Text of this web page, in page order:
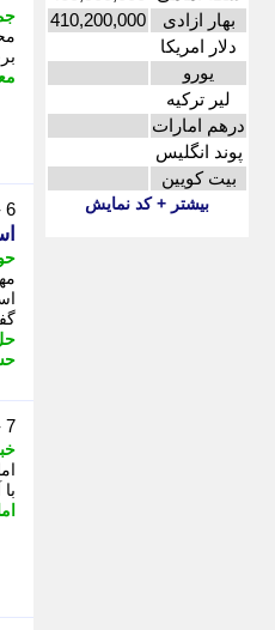
بهار ازادی
410,200,000
دلار امریکا
یورو
لیر ترکیه
درهم امارات
پوند انگلیس
بیت کویین
بیشتر + کد نمایش 6 -
7 -